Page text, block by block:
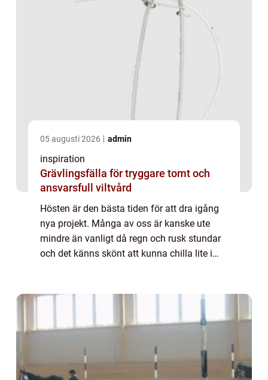
05 augusti 2026 admin
inspiration
Grävlingsfälla för tryggare tomt och
ansvarsfull viltvård
Hösten är den bästa tiden för att dra igång
nya projekt. Många av oss är kanske ute
mindre än vanligt då regn och rusk stundar
och det känns skönt att kunna chilla lite i